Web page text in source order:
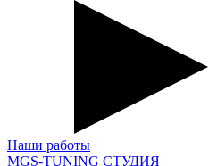
Наши работы
MGS-TUNING СТУДИЯ